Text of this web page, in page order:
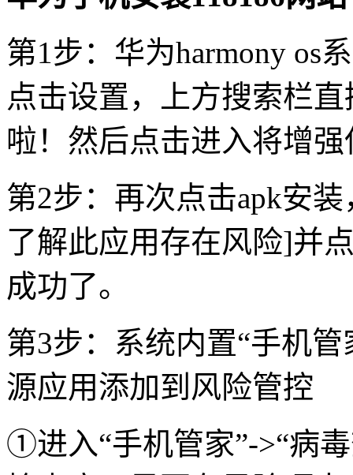
第1步：华为harmony os
点击设置，上方搜索栏
啦！然后点击进入将增
第2步：再次点击apk安
了解此应用存在风险]并
成功了。
第3步：系统内置“手机
源应用添加到风险管控
①进入“手机管家”->“病